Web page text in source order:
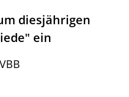
diesjährigen
ein
VBB